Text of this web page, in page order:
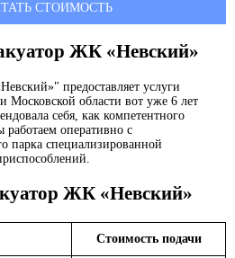
СТОИМОСТЬ
ЖК «Невский»
предоставляет услуги
Московской области вот уже 6 лет
себя, как компетентного
оперативно с
парка специализированной
ЖК «Невский»
Стоимость подачи